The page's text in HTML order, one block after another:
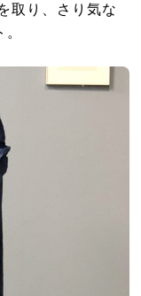
取り、さり気な